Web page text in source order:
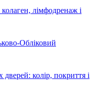
лімфодренаж і
Обліковий
колір, покриття і